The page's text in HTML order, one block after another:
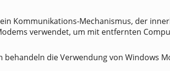
Kommunikations-Mechanismus, der
verwendet, um mit entfernten
behandeln die Verwendung von Windows